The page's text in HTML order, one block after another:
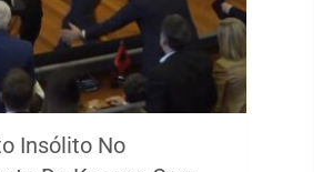
Insólito No